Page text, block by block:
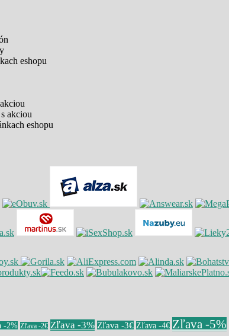
eshopu
akciou
eshopu
-2% Zľava -2€ Zľava -3% Zľava -3€ Zľava -4€ Zľava -5%